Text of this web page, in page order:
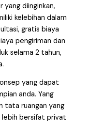
yang diinginkan,
kelebihan dalam
gratis biaya
pengiriman dan
selama 2 tahun,
yang dapat
anda. Yang
tata ruangan yang
bersifat privat